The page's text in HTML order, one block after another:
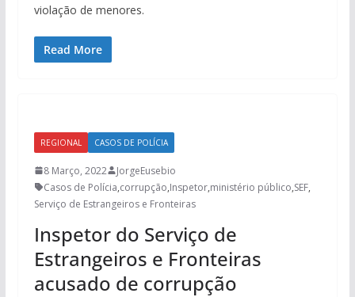
violação de menores.
Read More
REGIONAL CASOS DE POLÍCIA
8 Março, 2022
JorgeEusebio
Casos de Polícia,corrupção,Inspetor,ministério público,SEF,
Serviço de Estrangeiros e Fronteiras
Inspetor do Serviço de
Estrangeiros e Fronteiras
acusado de corrupção